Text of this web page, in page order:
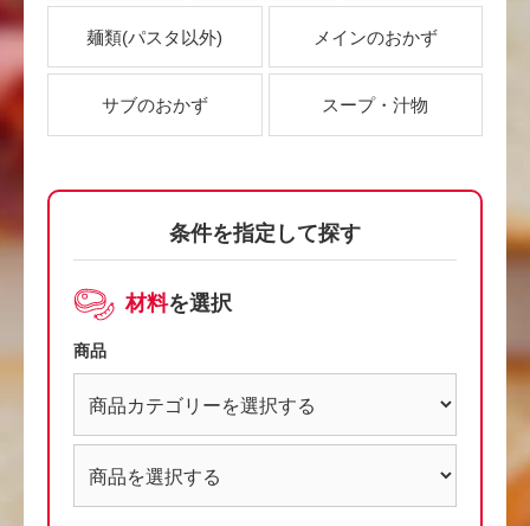
麺類(パスタ以外) メインのおかず
サブのおかず スープ・汁物
条件を指定して探す
材料を選択
商品